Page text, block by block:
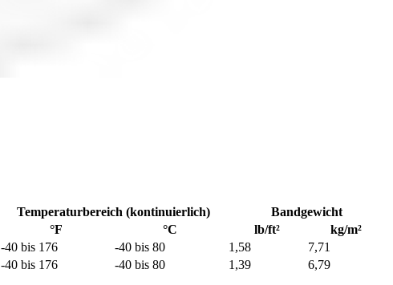
Temperaturbereich (kontinuierlich)
Bandgewicht
°F °C lb/ft²
kg/m²
-40 bis 176 -40 bis 80 1,58
7,71
-40 bis 176 -40 bis 80 1,39 6,79